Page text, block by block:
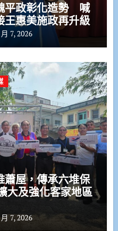
平政彰化造勢 喊
王惠美施政再升級
7, 2026
蕭屋，傳承六堆保
大及強化客家地區
7, 2026